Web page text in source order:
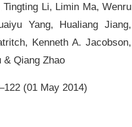
Li, Limin Ma, Wenru
Yang, Hualiang Jiang,
Kenneth A. Jacobson,
& Qiang Zhao
(01 May 2014)